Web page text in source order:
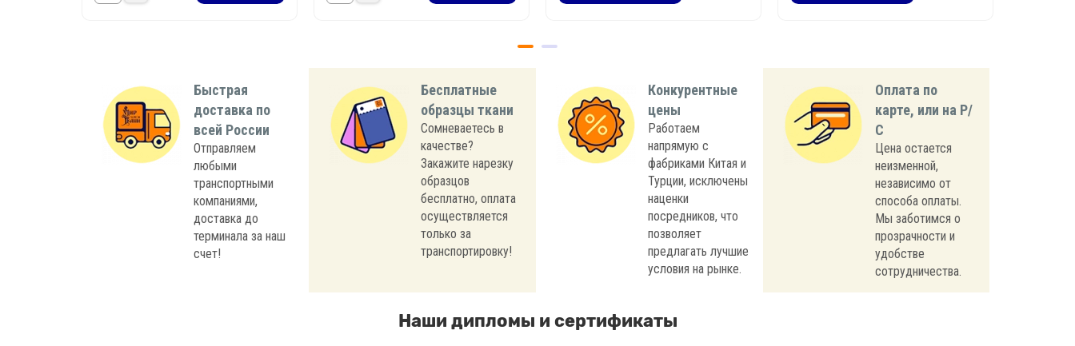
Быстрая
доставка по
всей России
Отправляем
любыми
транспортными
компаниями,
доставка до
терминала за наш
счет!
Бесплатные
образцы ткани
Сомневаетесь в
качестве?
Закажите нарезку
образцов
бесплатно, оплата
осуществляется
только за
транспортировку!
Конкурентные
цены
Работаем
напрямую с
фабриками Китая и
Турции, исключены
наценки
посредников, что
позволяет
предлагать лучшие
условия на рынке.
Оплата по
карте, или на Р/
С
Цена остается
неизменной,
независимо от
способа оплаты.
Мы заботимся о
прозрачности и
удобстве
сотрудничества.
Наши дипломы и сертификаты